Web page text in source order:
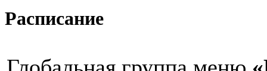
Расписание